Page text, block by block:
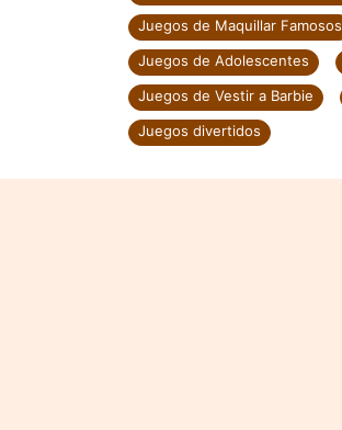
Juegos de Maquillar Famosos
Juegos de Adolescentes
Juegos de Vestir a Barbie
Juegos divertidos